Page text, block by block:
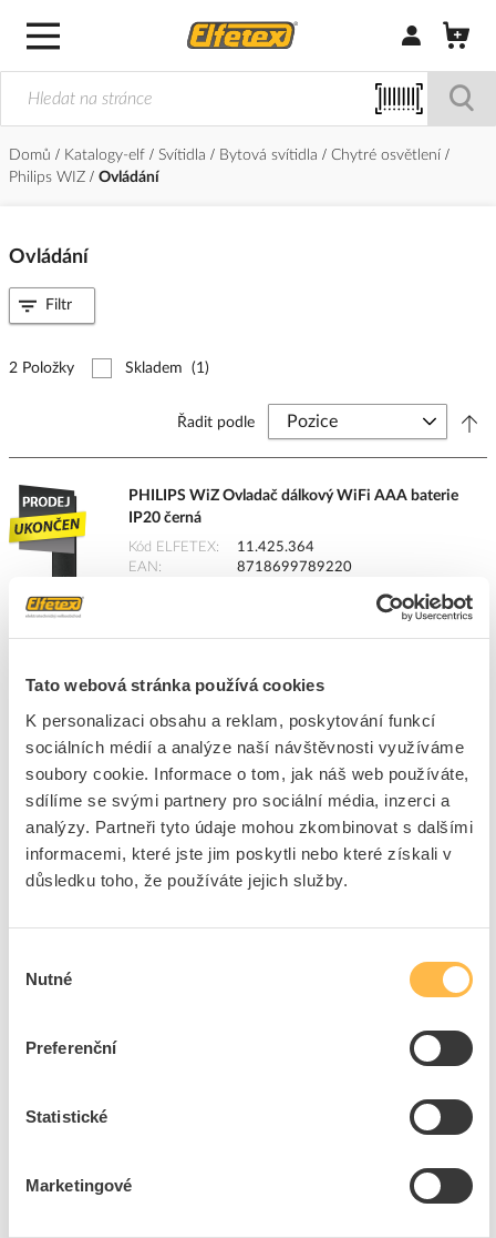
Tato webová stránka používá cookies
K personalizaci obsahu a reklam, poskytování funkcí
sociálních médií a analýze naší návštěvnosti využíváme
soubory cookie. Informace o tom, jak náš web používáte,
sdílíme se svými partnery pro sociální média, inzerci a
analýzy. Partneři tyto údaje mohou zkombinovat s dalšími
informacemi, které jste jim poskytli nebo které získali v
důsledku toho, že používáte jejich služby.
souhlasu
Nutné
Preferenční
Statistické
Marketingové
Přihlásit/
Domů Katalogy-elf Svítidla Bytová svítidla
Chytré osvětlení
Philips WIZ
Ovládání
Ovládání
2 Položky Skladem (1)
Řadit podle
PHILIPS WiZ Ovladač dálkový WiFi AAA baterie
IP20 černá
Kód ELFETEX
11.425.364
EAN
8718699789220
Přidat k porovnání
PHILIPS WiZ Čidlo Motion pohybové AA baterie
IP20
Kód ELFETEX
11.425.363
EAN
8718699788209
Přidat k porovnání
Zobrazit
Filtr